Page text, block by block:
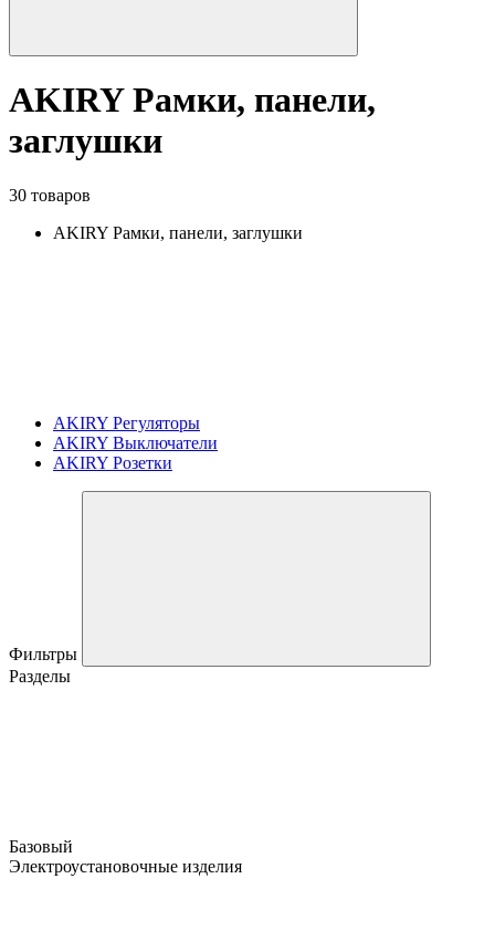
AKIRY Рамки, панели,
заглушки
30 товаров
AKIRY Рамки, панели, заглушки
AKIRY Регуляторы
AKIRY Выключатели
AKIRY Розетки
Фильтры
Разделы
Базовый
Электроустановочные изделия